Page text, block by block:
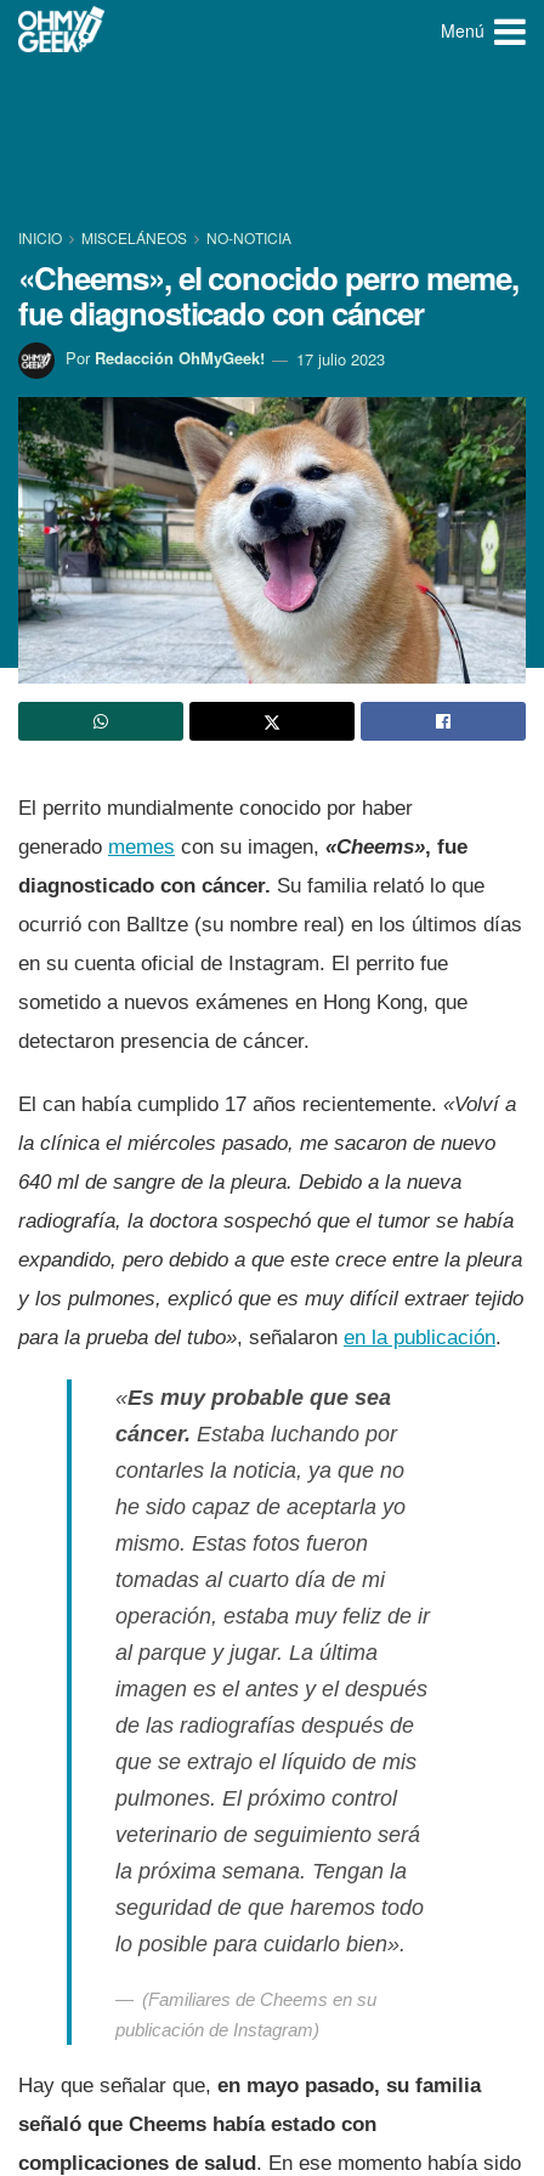
Menú
INICIO MISCELÁNEOS NO-NOTICIA
«Cheems», el conocido perro meme,
fue diagnosticado con cáncer
Por Redacción OhMyGeek! 17 julio 2023
El perrito mundialmente conocido por haber
generado memes con su imagen, «Cheems», fue
diagnosticado con cáncer. Su familia relató lo que
ocurrió con Balltze (su nombre real) en los últimos días
en su cuenta oficial de Instagram. El perrito fue
sometido a nuevos exámenes en Hong Kong, que
detectaron presencia de cáncer.
El can había cumplido 17 años recientemente. «Volví a
la clínica el miércoles pasado, me sacaron de nuevo
640 ml de sangre de la pleura. Debido a la nueva
radiografía, la doctora sospechó que el tumor se había
expandido, pero debido a que este crece entre la pleura
y los pulmones, explicó que es muy difícil extraer tejido
para la prueba del tubo», señalaron en la publicación.
«Es muy probable que sea
cáncer. Estaba luchando por
contarles la noticia, ya que no
he sido capaz de aceptarla yo
mismo. Estas fotos fueron
tomadas al cuarto día de mi
operación, estaba muy feliz de ir
al parque y jugar. La última
imagen es el antes y el después
de las radiografías después de
que se extrajo el líquido de mis
pulmones. El próximo control
veterinario de seguimiento será
la próxima semana. Tengan la
seguridad de que haremos todo
lo posible para cuidarlo bien».
(Familiares de Cheems en su
publicación de Instagram)
Hay que señalar que, en mayo pasado, su familia
señaló que Cheems había estado con
complicaciones de salud. En ese momento había sido